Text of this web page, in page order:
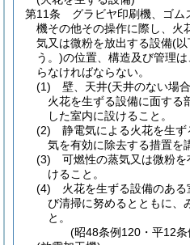
第11条
グラビヤ印刷機、ゴ
機その他その操作に際し、火
気又は微粉を放出する設備(以
う。)の位置、構造及び管理は
らなければならない。
(1)
壁、天井(天井のない場
火花を生ずる設備に面する
した室内に設けること。
(2)
静電気による火花を生
気を有効に除去する措置を
(3)
可燃性の蒸気又は微粉
けること。
(4)
火花を生ずる設備のあ
び清掃に努めるとともに、
と。
(昭48条例120・平12